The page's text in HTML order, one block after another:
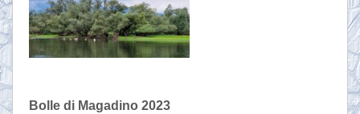
Bolle di Magadino 2023